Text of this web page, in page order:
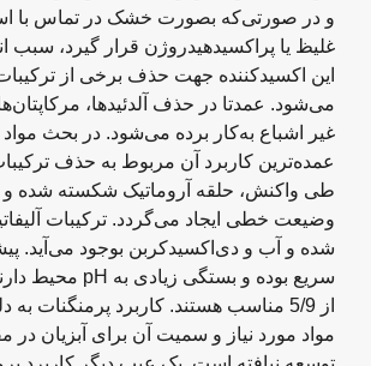
و در صورتی‌که بصورت خشک در تماس با
غلیظ یا پراکسید‌هیدروژن قرار گیرد، سبب
این اکسید‌کننده جهت حذف برخی از ترکیبات
می‌شود. عمدتا در حذف آلدئید‌ها،
غیر اشباع به‌کار برده می‌شود. در بحث مواد
عمده‌ترین کاربرد آن مربوط به حذف
طی واکنش، حلقه آروماتیک شکسته شده و
وضیعت خطی ایجاد می‌گردد. ترکیبات
شده و آب و دی‌اکسید‌کربن بوجود می‌آید.
از 5/9 مناسب هستند. کاربرد پرمنگنات به
مواد مورد نیاز و سمیت آن برای آبزیان در